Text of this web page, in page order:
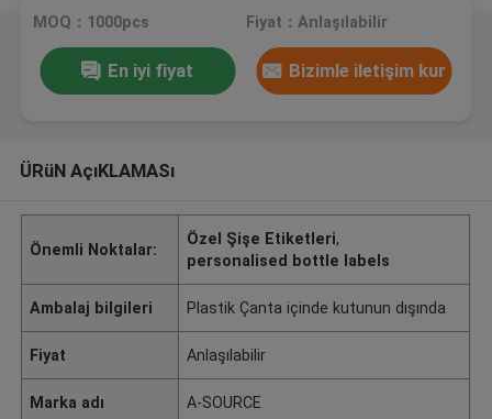
MOQ：1000pcs Fiyat：Anlaşılabilir
En iyi fiyat Bizimle iletişim kur
ÜRüN AçıKLAMASı
Önemli Noktalar:
Özel Şişe Etiketleri,
personalised bottle labels
Ambalaj bilgileri Plastik Çanta içinde kutunun dışında
Fiyat Anlaşılabilir
Marka adı A-SOURCE